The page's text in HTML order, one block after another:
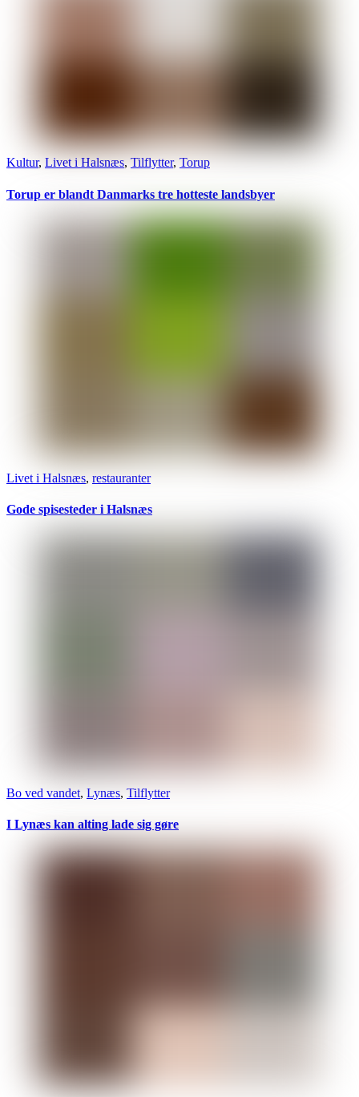
Kultur, Livet i Halsnæs, Tilflytter, Torup
Torup er blandt Danmarks tre hotteste landsbyer
Livet i Halsnæs, restauranter
Gode spisesteder i Halsnæs
Bo ved vandet, Lynæs, Tilflytter
I Lynæs kan alting lade sig gøre